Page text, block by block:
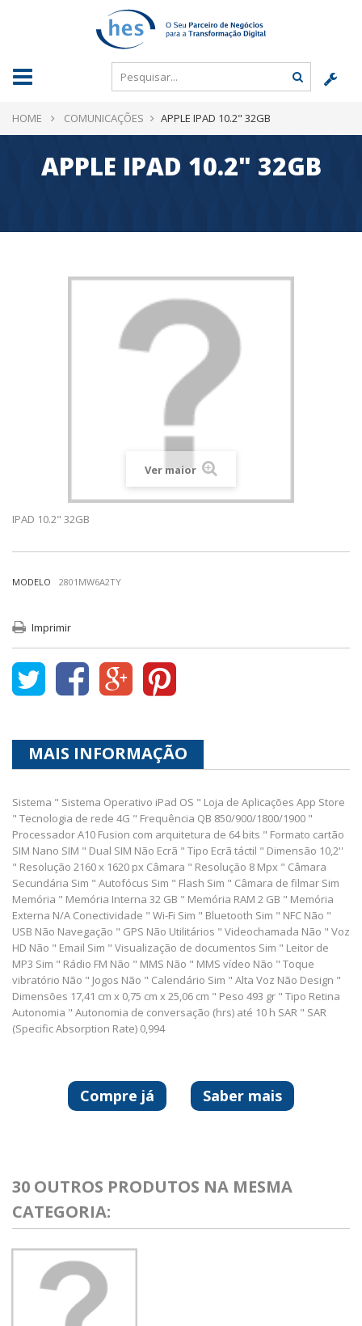
HOME COMUNICAÇÕES APPLE IPAD 10.2" 32GB
APPLE IPAD 10.2" 32GB
Ver maior
IPAD 10.2" 32GB
MODELO 2801MW6A2TY
Imprimir
MAIS INFORMAÇÃO
Sistema " Sistema Operativo iPad OS " Loja de Aplicações App Store
" Tecnologia de rede 4G " Frequência QB 850/900/1800/1900 "
Processador A10 Fusion com arquitetura de 64 bits " Formato cartão
SIM Nano SIM " Dual SIM Não Ecrã " Tipo Ecrã táctil " Dimensão 10,2''
" Resolução 2160 x 1620 px Câmara " Resolução 8 Mpx " Câmara
Secundária Sim " Autofócus Sim " Flash Sim " Câmara de filmar Sim
Memória " Memória Interna 32 GB " Memória RAM 2 GB " Memória
Externa N/A Conectividade " Wi-Fi Sim " Bluetooth Sim " NFC Não "
USB Não Navegação " GPS Não Utilitários " Videochamada Não " Voz
HD Não " Email Sim " Visualização de documentos Sim " Leitor de
MP3 Sim " Rádio FM Não " MMS Não " MMS vídeo Não " Toque
vibratório Não " Jogos Não " Calendário Sim " Alta Voz Não Design "
Dimensões 17,41 cm x 0,75 cm x 25,06 cm " Peso 493 gr " Tipo Retina
Autonomia " Autonomia de conversação (hrs) até 10 h SAR " SAR
(Specific Absorption Rate) 0,994
Saber mais
Compre já
30 OUTROS PRODUTOS NA MESMA
CATEGORIA: